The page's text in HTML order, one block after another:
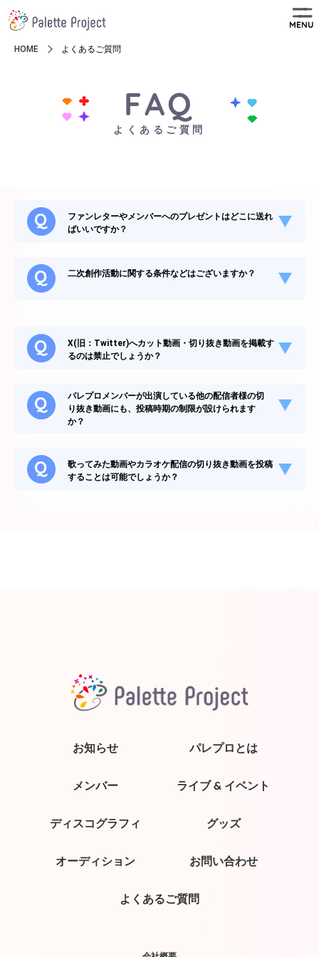
MENU
HOME よくあるご質問
FAQ
よくあるご質問
ファンレターやメンバーへのプレゼントはどこに送れ
ばいいですか？
二次創作活動に関する条件などはございますか？
X(旧：Twitter)へカット動画・切り抜き動画を掲載す
るのは禁止でしょうか？
パレプロメンバーが出演している他の配信者様の切
り抜き動画にも、投稿時期の制限が設けられます
か？
歌ってみた動画やカラオケ配信の切り抜き動画を投稿
することは可能でしょうか？
お知らせ パレプロとは
メンバー ライブ & イベント
ディスコグラフィ グッズ
オーディション お問い合わせ
よくあるご質問